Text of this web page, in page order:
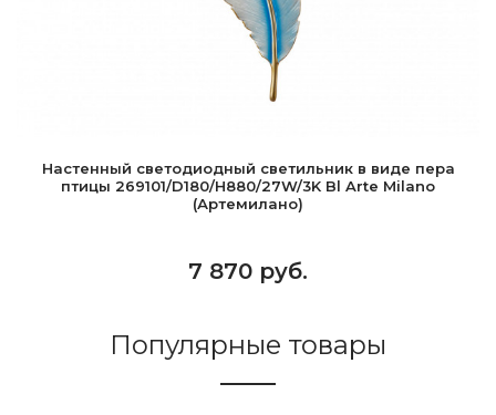
Настенный светодиодный светильник в виде пера
птицы 269101/D180/H880/27W/3K Bl Arte Milano
(Артемилано)
7 870 руб.
Популярные товары